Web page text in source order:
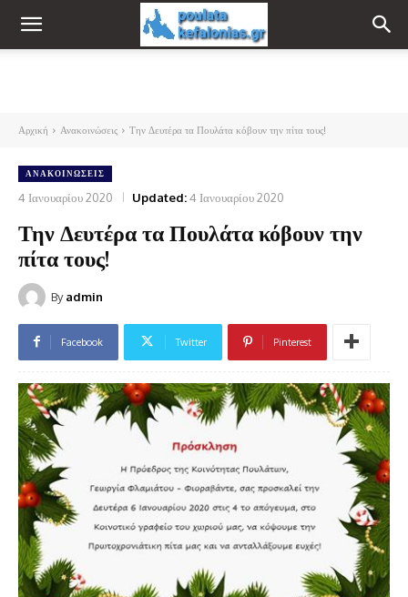
Αρχική Ανακοινώσεις Την Δευτέρα τα Πουλάτα κόβουν την πίτα τους!
ΑΝΑΚΟΙΝΏΣΕΙΣ
4 Ιανουαρίου 2020 Updated:4 Ιανουαρίου 2020
Την Δευτέρα τα Πουλάτα κόβουν την
πίτα τους!
By admin
Facebook Twitter Pinterest